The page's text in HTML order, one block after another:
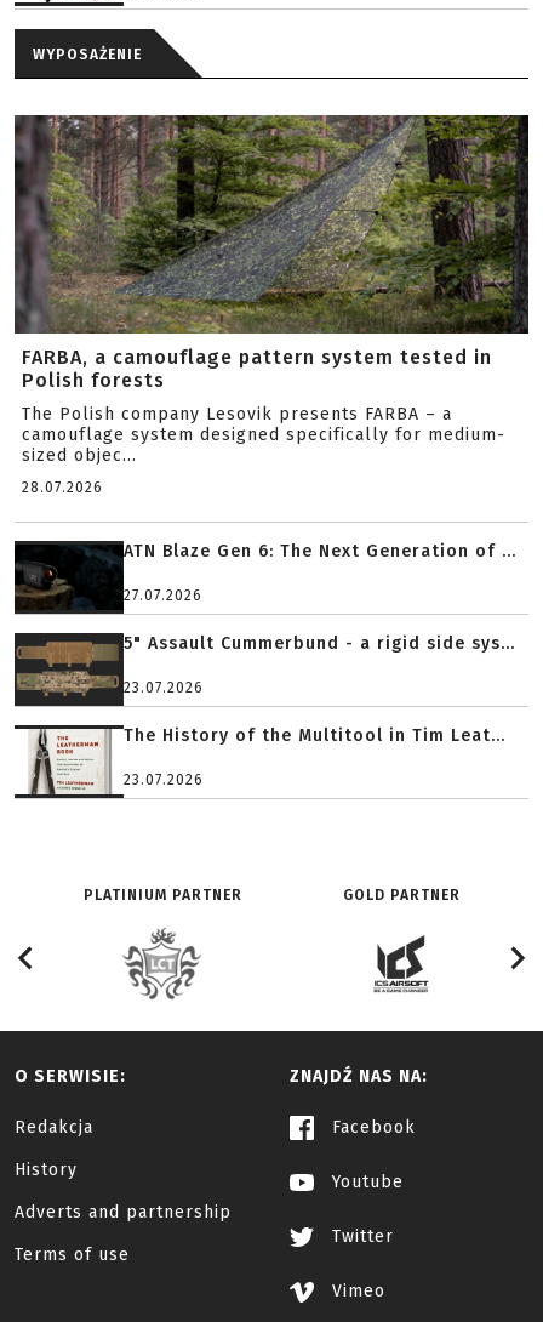
WYPOSAŻENIE
FARBA, a camouflage pattern system tested in
Polish forests
The Polish company Lesovik presents FARBA – a
camouflage system designed specifically for medium-
sized objec...
28.07.2026
ATN Blaze Gen 6: The Next Generation of ...
27.07.2026
5" Assault Cummerbund - a rigid side sys...
23.07.2026
The History of the Multitool in Tim Leat...
23.07.2026
PLATINIUM PARTNER GOLD PARTNER
O SERWISIE:
Redakcja
History
Adverts and partnership
Terms of use
ZNAJDŹ NAS NA:
Facebook
Youtube
Twitter
Vimeo